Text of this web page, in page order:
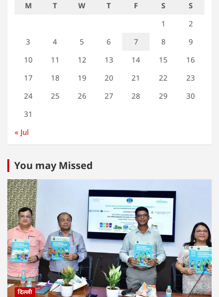
M
T W T F S
S
1
2
3
4 5 6 7 8
9
10
11 12 13 14 15
16
17
18 19 20 21 22
23
24
25 26 27 28 29
30
31
« Jul
You may Missed
दिल्ली